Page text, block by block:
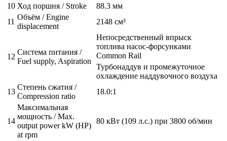
10 Ход поршня / Stroke
88.3 мм
11
Объём / Engine
displacement
2148 см³
12
Система питания /
Fuel supply, Aspiration
Непосредственный впрыск
топлива насос-форсунками
Common Rail
Турбонаддув и промежуточное
охлаждение наддувочного воздуха
13
Степень сжатия /
Compression ratio
18.0:1
14
Максимальная
мощность / Max.
output power kW (HP)
at rpm
80 кВт (109 л.с.) при 3800 об/мин